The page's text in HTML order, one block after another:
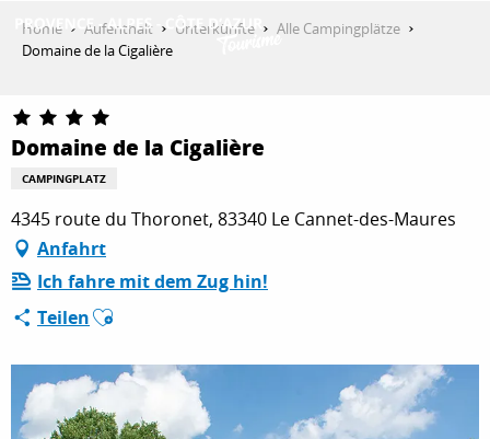
ENTDECKEN
AKTIVITÄTEN
AUFENTHALT
ESPACE PRO
Home Aufenthalt Unterkünfte
Alle Campingplätze
Domaine de la Cigalière
Domaine de la Cigalière
CAMPINGPLATZ
4345 route du Thoronet, 83340 Le Cannet-des-Maures
Anfahrt
Ich fahre mit dem Zug hin!
TeilenAjouter aux favoris